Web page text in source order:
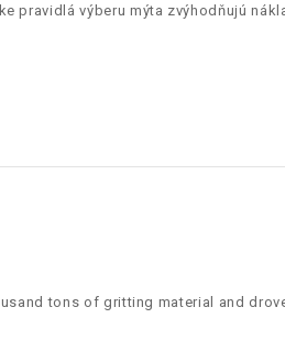
pravidlá výberu mýta zvýhodňujú
tons of gritting material and